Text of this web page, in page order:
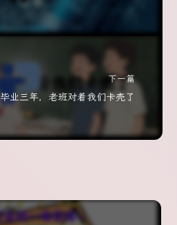
下一篇
毕业三年，老班对着我们卡壳了